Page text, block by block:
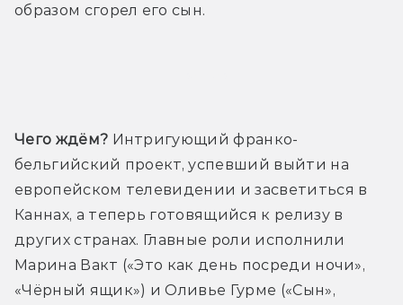
образом сгорел его сын.
Чего ждём? Интригующий франко-
бельгийский проект, успевший выйти на
европейском телевидении и засветиться в
Каннах, а теперь готовящийся к релизу в
других странах. Главные роли исполнили
Марина Вакт («Это как день посреди ночи»,
«Чёрный ящик») и Оливье Гурме («Сын»,